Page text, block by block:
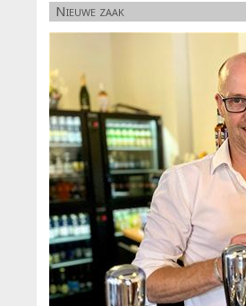
Nieuwe zaak